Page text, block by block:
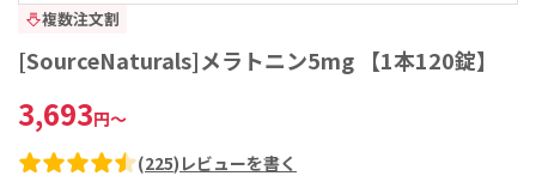
複数注文割
[SourceNaturals]メラトニン5mg 【1本120錠】
3,693円～
(225) レビューを書く